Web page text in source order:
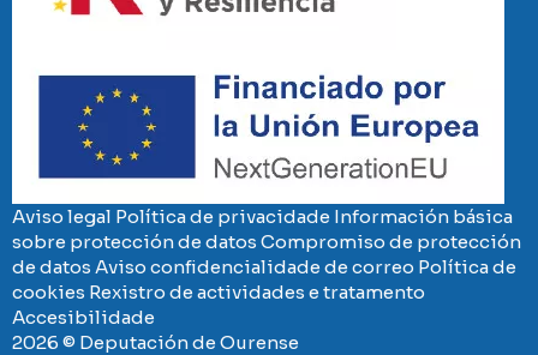
Aviso legal Política de privacidade Información básica
sobre protección de datos Compromiso de protección
de datos Aviso confidencialidade de correo Política de
cookies Rexistro de actividades e tratamento
Accesibilidade
2026 © Deputación de Ourense